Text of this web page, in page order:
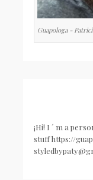
Guapologa -
¡Hi! I ´ m a
stuff https://